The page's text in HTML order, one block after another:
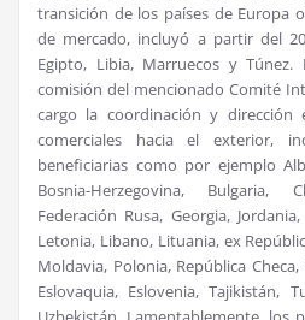
transición de los países de Europa
de mercado, incluyó a partir del
Egipto, Libia, Marruecos y
comisión del mencionado Comité
cargo la coordinación y dirección
comerciales hacia el exterior,
beneficiarias como por ejemplo
Bosnia-Herzegovina, Bulgaria,
Federación Rusa, Georgia,
Letonia, Libano, Lituania, ex
Moldavia, Polonia, República
Eslovaquia, Eslovenia, Tajikistán,